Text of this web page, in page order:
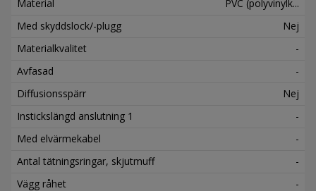
Material
PVC (polyvinylk...
Med skyddslock/-plugg
Nej
Materialkvalitet
-
Avfasad
-
Diffusionsspärr
Nej
Instickslängd anslutning 1
-
Med elvärmekabel
-
Antal tätningsringar, skjutmuff
-
Vägg råhet
-